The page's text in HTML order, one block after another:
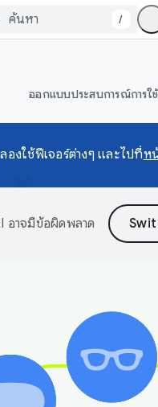
/
ออกแบบประสบการณ์การใ
องใช้ฟีเจอร์ต่างๆ และไปที่ห
อาจมีข้อผิดพลาด